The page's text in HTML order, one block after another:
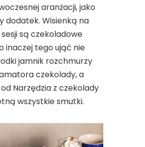
aranżacji, jako
dodatek. Wisienką na
są czekoladowe
inaczej tego ująć nie
jamnik rozchmurzy
czekolady, a
Narzędzia z czekolady
wszystkie smutki.